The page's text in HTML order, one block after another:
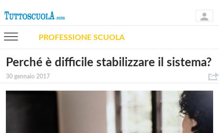
PROFESSIONE SCUOLA
Perché è difficile stabilizzare il sistema?
30 gennaio 2017